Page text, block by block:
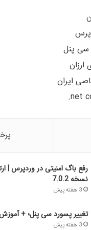
سی پنل
ایران
رفع باگ امنیتی در وردپرس |
نسخه 7.0.2
3 هفته پیش
تغییر پسورد سی پنل؛ +
3 هفته پیش